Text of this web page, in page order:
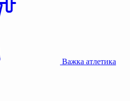
Важка атлетика